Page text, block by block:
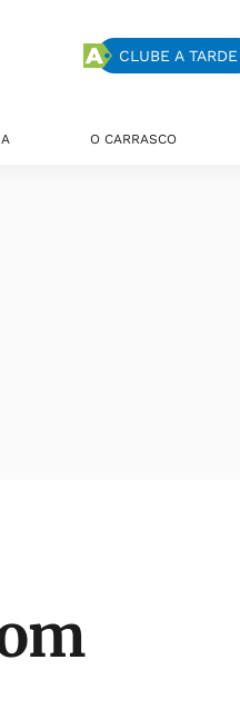
CLUBE A TARDE
O CARRASCO